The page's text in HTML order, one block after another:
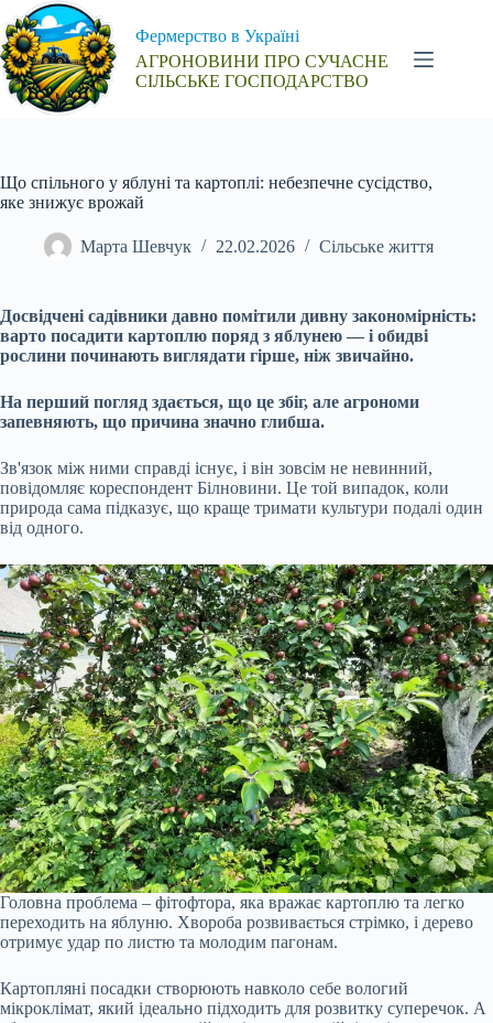
Перейти
до
вмісту
Фермерство в Україні
АГРОНОВИНИ ПРО СУЧАСНЕ
СІЛЬСЬКЕ ГОСПОДАРСТВО
Що спільного у яблуні та картоплі: небезпечне сусідство,
яке знижує врожай
Марта Шевчук 22.02.2026 Сільське життя
Досвідчені садівники давно помітили дивну закономірність:
варто посадити картоплю поряд з яблунею — і обидві
рослини починають виглядати гірше, ніж звичайно.
На перший погляд здається, що це збіг, але агрономи
запевняють, що причина значно глибша.
Зв'язок між ними справді існує, і він зовсім не невинний,
повідомляє кореспондент Білновини. Це той випадок, коли
природа сама підказує, що краще тримати культури подалі один
від одного.
Головна проблема – фітофтора, яка вражає картоплю та легко
переходить на яблуню. Хвороба розвивається стрімко, і дерево
отримує удар по листю та молодим пагонам.
Картопляні посадки створюють навколо себе вологий
мікроклімат, який ідеально підходить для розвитку суперечок. А